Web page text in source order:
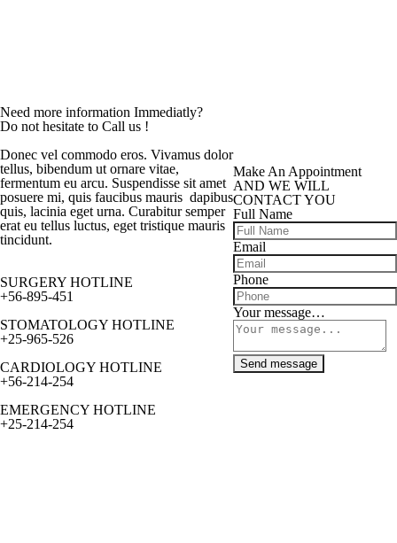
Need more information Immediatly?
Do not hesitate to Call us !
Donec vel commodo eros. Vivamus dolor
tellus, bibendum ut ornare vitae,
fermentum eu arcu. Suspendisse sit amet
posuere mi, quis faucibus mauris dapibus
quis, lacinia eget urna. Curabitur semper
erat eu tellus luctus, eget tristique mauris
tincidunt.
SURGERY HOTLINE
+56-895-451
STOMATOLOGY HOTLINE
+25-965-526
CARDIOLOGY HOTLINE
+56-214-254
EMERGENCY HOTLINE
+25-214-254
Make An Appointment
AND WE WILL
CONTACT YOU
Full Name
Email
Phone
Your message…
Send message